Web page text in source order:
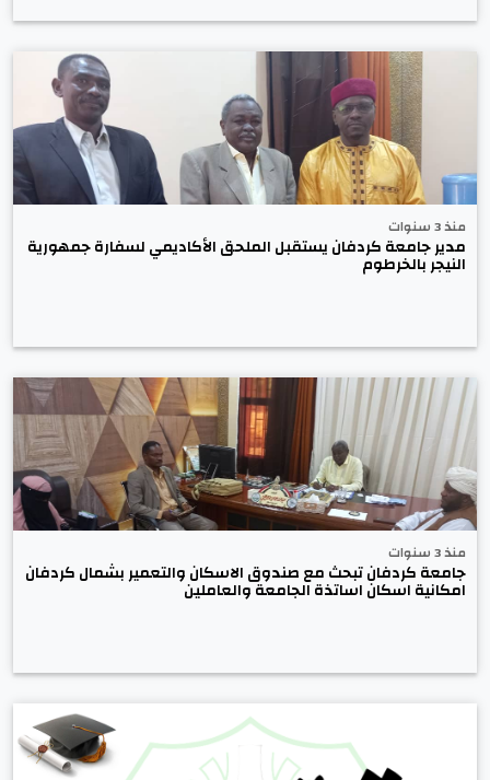
منذ 3 سنوات
مدير جامعة كردفان يستقبل الملحق الأكاديمي لسفارة جمهورية
النيجر بالخرطوم
منذ 3 سنوات
جامعة كردفان تبحث مع صندوق الاسكان والتعمير بشمال كردفان
امكانية اسكان اساتذة الجامعة والعاملين